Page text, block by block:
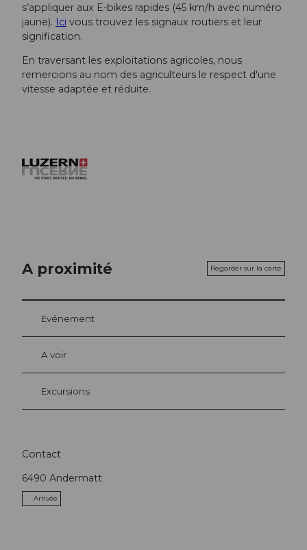
s’appliquer aux E-bikes rapides (45 km/h avec numéro
jaune). Ici vous trouvez les signaux routiers et leur
signification.
En traversant les exploitations agricoles, nous
remercions au nom des agriculteurs le respect d'une
vitesse adaptée et réduite.
A proximité Regarder sur la carte
Evénement
A voir
Excursions
Contact
6490 Andermatt
Arrivée